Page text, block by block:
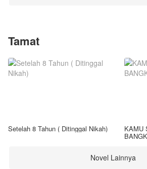
Tamat
Setelah 8 Tahun ( Ditinggal Nikah) KAMU
Novel Lainnya